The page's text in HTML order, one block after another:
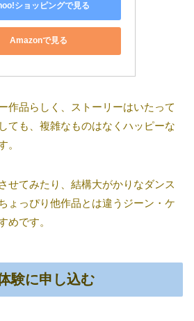
ショッピングで見る
Amazonで見る
作品らしく、ストーリーはいたって
ても、複雑なものはなくハッピーな
。
せてみたり、結構大がかりなダンス
ょっぴり他作品とは違うジーン・ケ
めです。
験に申し込む